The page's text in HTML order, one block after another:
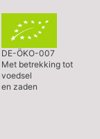
DE-ÖKO-007
Met betrekking tot
voedsel
en zaden